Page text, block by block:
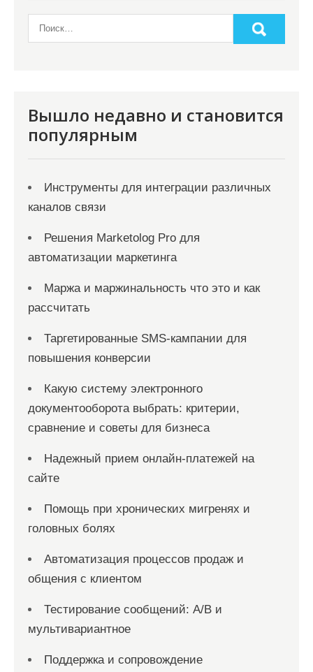
Вышло недавно и становится
популярным
Инструменты для интеграции различных
каналов связи
Решения Marketolog Pro для
автоматизации маркетинга
Маржа и маржинальность что это и как
рассчитать
Таргетированные SMS-кампании для
повышения конверсии
Какую систему электронного
документооборота выбрать: критерии,
сравнение и советы для бизнеса
Надежный прием онлайн-платежей на
сайте
Помощь при хронических мигренях и
головных болях
Автоматизация процессов продаж и
общения с клиентом
Тестирование сообщений: A/B и
мультивариантное
Поддержка и сопровождение